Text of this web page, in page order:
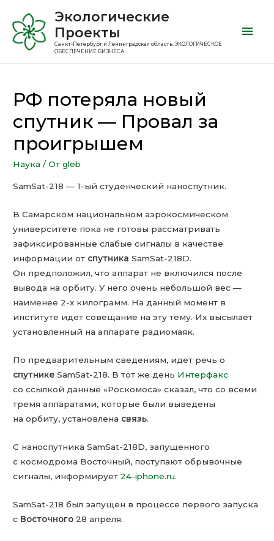
Экологические
Проекты
Санкт-Петербург и Ленинградская область. ЭКОЛОГИЧЕСКОЕ
ОБЕСПЕЧЕНИЕ БИЗНЕСА
РФ потеряла новый
спутник — Провал за
проигрышем
Наука / От gleb
SamSat-218 — 1-ый студенческий наноспутник.
В Самарском национальном аэрокосмическом
университете пока не готовы рассматривать
зафиксированные слабые сигналы в качестве
информации от спутника SamSat-218D.
Он предположил, что аппарат не включился после
вывода на орбиту. У него очень небольшой вес —
наименее 2-х килограмм. На данный момент в
институте идет совещание на эту тему. Их высылает
установленный на аппарате радиомаяк.
По предварительным сведениям, идет речь о
спутнике SamSat-218. В тот же день Интерфакс
со ссылкой данные «Роскомоса» сказал, что со всеми
тремя аппаратами, которые были выведены
на орбиту, установлена связь.
С наноспутника SamSat-218D, запущенного
с космодрома Восточный, поступают обрывочные
сигналы, информирует 24-iphone.ru.
SamSat-218 был запущен в процессе первого запуска
с Восточного 28 апреля.